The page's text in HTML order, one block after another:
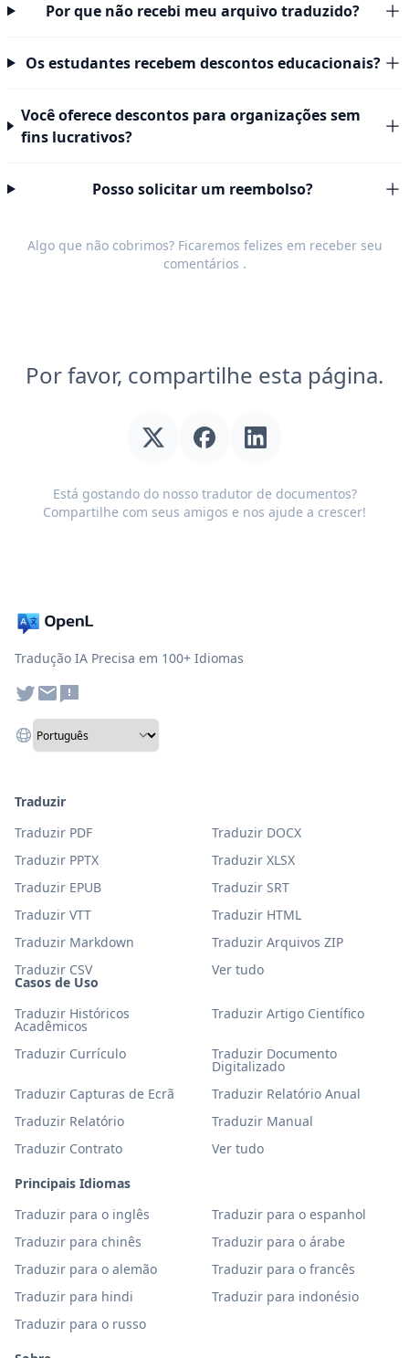
Por que não recebi meu arquivo traduzido?
Os estudantes recebem descontos educacionais?
Você oferece descontos para organizações sem
fins lucrativos?
Posso solicitar um reembolso?
Algo que não cobrimos? Ficaremos felizes em receber seu
comentários .
Por favor, compartilhe esta página.
Está gostando do nosso tradutor de documentos?
Compartilhe com seus amigos e nos ajude a crescer!
Tradução IA Precisa em 100+ Idiomas
Casos de Uso
Traduzir Históricos
Acadêmicos
Traduzir Artigo Científico
Traduzir Currículo Traduzir Documento
Digitalizado
Traduzir Capturas de Ecrã
Traduzir Relatório Anual
Traduzir Relatório
Traduzir Manual
Traduzir Contrato
Ver tudo
Principais Idiomas
Traduzir para o inglês
Traduzir para o espanhol
Traduzir para chinês
Traduzir para o árabe
Traduzir para o alemão
Traduzir para o francês
Traduzir para hindi
Traduzir para indonésio
Traduzir para o russo
Traduzir
Traduzir PDF
Traduzir DOCX
Traduzir PPTX
Traduzir XLSX
Traduzir EPUB
Traduzir SRT
Traduzir VTT
Traduzir HTML
Traduzir Markdown
Traduzir Arquivos ZIP
Traduzir CSV
Ver tudo